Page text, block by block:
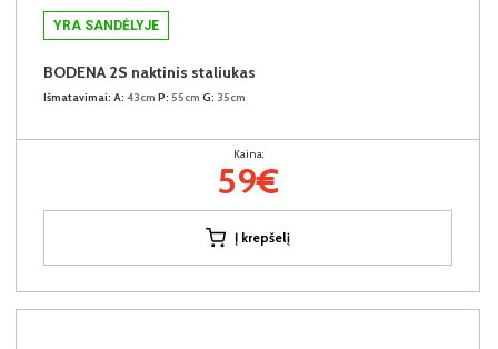
YRA SANDĖLYJE
BODENA 2S naktinis staliukas
Išmatavimai: A: 43cm P: 55cm G: 35cm
Kaina:
59€
Į krepšelį